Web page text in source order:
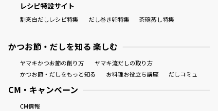
レシピ特設サイト
割烹白だしレシピ特集 だし巻き卵特集 茶碗蒸し特集
かつお節・だしを知る 楽しむ
ヤマキかつお節の削り方
ヤマキ流だしの取り方
かつお節・だしをもっと知る
お料理お役立ち講座 だしコミュ
CM・キャンペーン
CM情報